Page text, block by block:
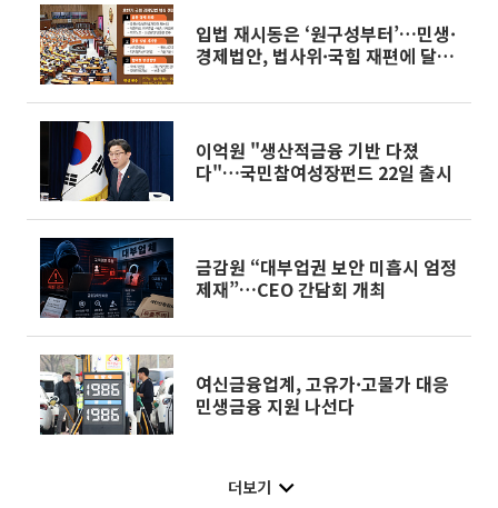
입법 재시동은 ‘원구성부터’…민생·
경제법안, 법사위·국힘 재편에 달렸
이억원 "생산적금융 기반 다졌
다"…국민참여성장펀드 22일 출시
금감원 “대부업권 보안 미흡시 엄정
제재”…CEO 간담회 개최
여신금융업계, 고유가·고물가 대응
민생금융 지원 나선다
더보기